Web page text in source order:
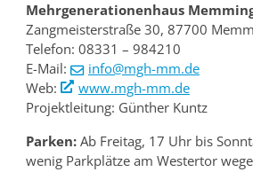
Mehrgenerationenhaus
Zangmeisterstraße 30, 87700
Telefon: 08331 – 984210
E-Mail:
info@mgh-mm.de
Web:
www.mgh-mm.de
Projektleitung: Günther Kuntz
Parken: Ab Freitag, 17 Uhr bis
wenig Parkplätze am Westertor